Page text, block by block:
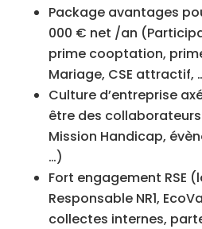
Package avantages
000 € net /an
prime cooptation,
Mariage, CSE attractif,
Culture d’entreprise
être des
Mission Handicap,
…)
Fort engagement RSE
Responsable NR1,
collectes internes,